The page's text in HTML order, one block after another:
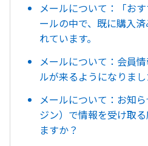
メールについて：「お
ールの中で、既に購入
れています。
メールについて：会員
ルが来るようになりまし
メールについて：お知
ジン）で情報を受け取
ますか？